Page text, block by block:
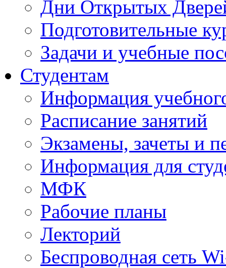
Дни Открытых
Подготовительные
Задачи и учебные
Студентам
Информация
Расписание занятий
Экзамены, зачеты и
Информация для
МФК
Рабочие планы
Лекторий
Беспроводная сеть